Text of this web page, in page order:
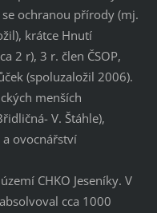
ochranou přírody (mj.
krátce Hnutí
2 r), 3 r. člen ČSOP,
(spoluzaložil 2006).
menších
V. Štáhle),
ovocnářství
CHKO Jeseníky. V
cca 1000